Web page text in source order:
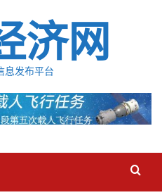
济网
息发布平台